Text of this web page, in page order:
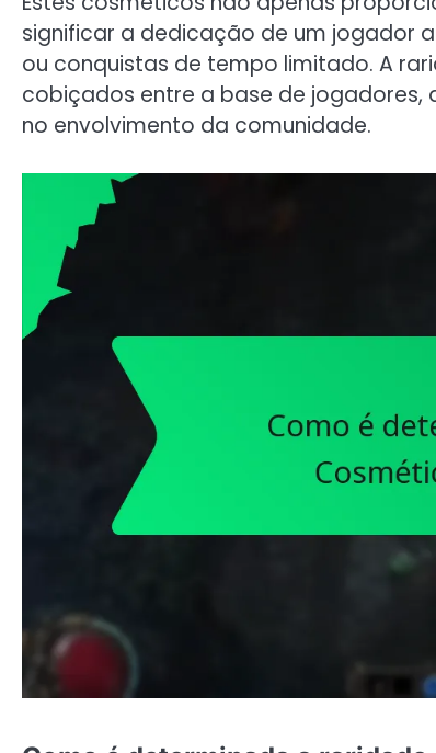
significar a dedicação de um jogador
ou conquistas de tempo limitado. A
cobiçados entre a base de jogadores,
no envolvimento da comunidade.